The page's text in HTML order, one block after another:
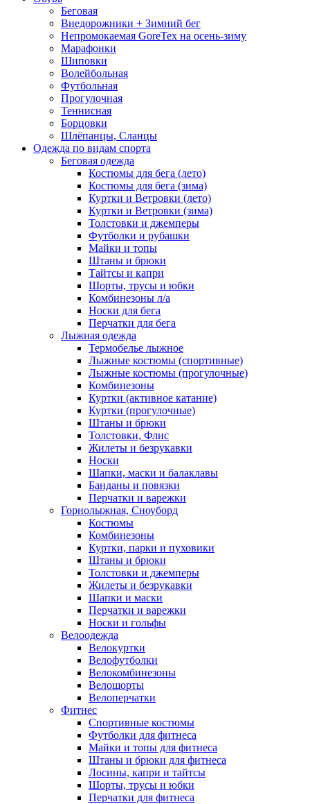
Беговая
Внедорожники + Зимний бег
Непромокаемая GoreTex на осень-зиму
Марафонки
Шиповки
Волейбольная
Футбольная
Прогулочная
Теннисная
Борцовки
Шлёпанцы, Сланцы
Одежда по видам спорта
Беговая одежда
Костюмы для бега (лето)
Костюмы для бега (зима)
Куртки и Ветровки (лето)
Куртки и Ветровки (зима)
Толстовки и джемперы
Футболки и рубашки
Майки и топы
Штаны и брюки
Тайтсы и капри
Шорты, трусы и юбки
Комбинезоны л/а
Носки для бега
Перчатки для бега
Лыжная одежда
Термобелье лыжное
Лыжные костюмы (спортивные)
Лыжные костюмы (прогулочные)
Комбинезоны
Куртки (активное катание)
Куртки (прогулочные)
Штаны и брюки
Толстовки, Флис
Жилеты и безрукавки
Носки
Шапки, маски и балаклавы
Банданы и повязки
Перчатки и варежки
Горнолыжная, Сноуборд
Костюмы
Комбинезоны
Куртки, парки и пуховики
Штаны и брюки
Толстовки и джемперы
Жилеты и безрукавки
Шапки и маски
Перчатки и варежки
Носки и гольфы
Велоодежда
Велокуртки
Велофутболки
Велокомбинезоны
Велошорты
Велоперчатки
Фитнес
Спортивные костюмы
Футболки для фитнеса
Майки и топы для фитнеса
Штаны и брюки для фитнеса
Лосины, капри и тайтсы
Шорты, трусы и юбки
Перчатки для фитнеса